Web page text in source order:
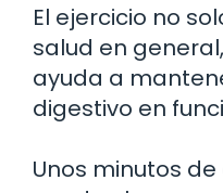
El ejercicio no
salud en
ayuda a
digestivo en
Unos minutos